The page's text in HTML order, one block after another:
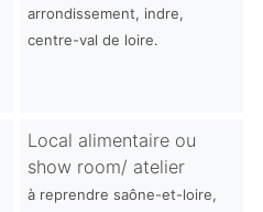
arrondissement, indre,
centre-val de loire.
Local alimentaire ou
show room/ atelier
à reprendre saône-et-loire,